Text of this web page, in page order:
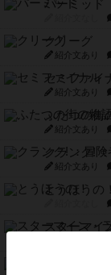
パーミッド
クリーグ
紹介文あり
セミファイ
紹介文あり
ふたつの街
紹介文あり
クランク!
紹介文あり
とうほうの！
スターマイ